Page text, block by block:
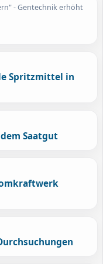
- Gentechnik erhöht
Spritzmittel in
Saatgut